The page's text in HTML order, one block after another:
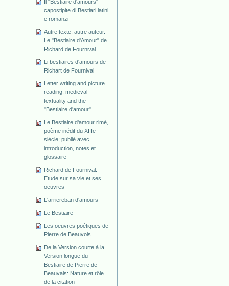
Il "Bestiaire d'amours"
capostipite di Bestiari latini
e romanzi
Autre texte; autre auteur.
Le "Bestiaire d'Amour" de
Richard de Fournival
Li bestiaires d'amours de
Richart de Fournival
Letter writing and picture
reading: medieval
textuality and the
"Bestiaire d'amour"
Le Bestiaire d'amour rimé,
poème inédit du XIIIe
siècle; publié avec
introduction, notes et
glossaire
Richard de Fournival.
Etude sur sa vie et ses
oeuvres
L'arriereban d'amours
Le Bestiaire
Les oeuvres poétiques de
Pierre de Beauvois
De la Version courte à la
Version longue du
Bestiaire de Pierre de
Beauvais: Nature et rôle
de la citation